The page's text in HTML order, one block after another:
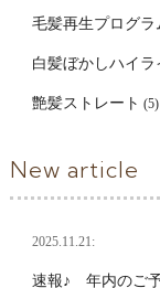
毛髪再生プログラ
白髪ぼかしハイラ
艶髪ストレート (5)
New article
2025.11.21:
速報♪ 年内のご予